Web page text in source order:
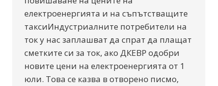
електроенергията и на съпътстващите
таксиИндустриалните потребители на
ток у нас заплашват да спрат да плащат
сметките си за ток, ако ДКЕВР одобри
новите цени на електроенергията от 1
юли. Това се казва в отворено писмо,